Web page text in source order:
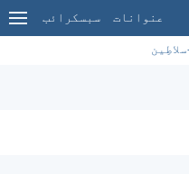
عنوانات سبسکرائب